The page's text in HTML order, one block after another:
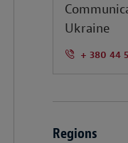
Ukraine
+ 380 44
Regions